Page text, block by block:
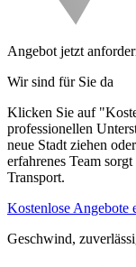
Angebot jetzt
Wir sind für Sie da
Klicken Sie auf
professionellen
neue Stadt ziehen
erfahrenes Team
Transport.
Kostenlose Angebote
Geschwind,